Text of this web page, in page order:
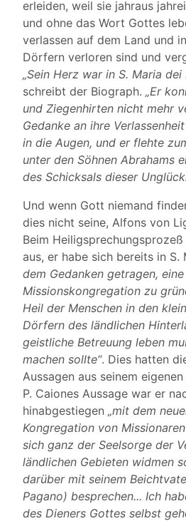
erleiden, weil sie jahraus
und ohne das Wort Gottes
verlassen auf dem Land und
Dörfern verloren sind und
„Sein Herz war in S. Maria
schreibt der Biograph. „Er
und Ziegenhirten nicht mehr
Gedanke an ihre
in die Augen, und er flehte
unter den Söhnen Abrahams
des Schicksals dieser
Und wenn Gott niemand
dies nicht seine, Alfons von
Beim
aus, er habe sich bereits in S.
dem Gedanken getragen, eine
Missionskongregation zu
Heil der Menschen in den
Dörfern des ländlichen
geistliche Betreuung leben
machen sollte“. Dies hatten
Aussagen aus seinem
P. Caiones Aussage war er
hinabgestiegen „mit dem
Kongregation von
sich ganz der Seelsorge der
ländlichen Gebieten widmen
darüber mit seinem
Pagano) besprechen... Ich
des Dieners Gottes selbst